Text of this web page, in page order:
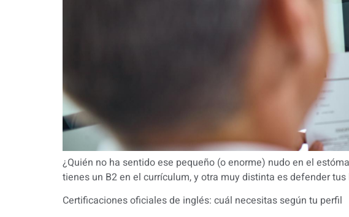
¿Quién no ha sentido ese pequeño (o enorme) nudo en el
tienes un B2 en el currículum, y otra muy distinta es defender
Certificaciones oficiales de inglés: cuál necesitas según tu perfil